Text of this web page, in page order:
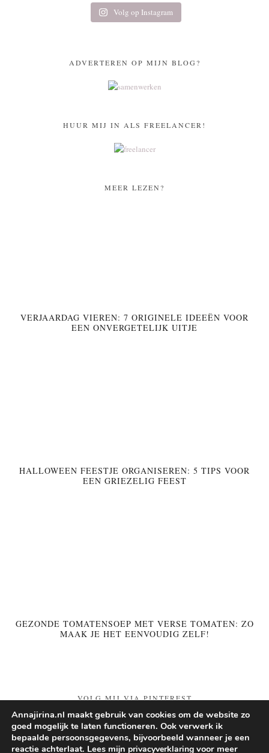
Volg op Instagram
ADVERTEREN OP MIJN BLOG?
HUUR MIJ IN ALS FREELANCER!
MEER LEZEN?
VERJAARDAG VIEREN: 7 ORIGINELE IDEEËN VOOR
EEN ONVERGETELIJK UITJE
HALLOWEEN FEESTJE ORGANISEREN: 5 TIPS VOOR
EEN GRIEZELIG FEEST
GEZONDE TOMATENSOEP MET VERSE TOMATEN: ZO
MAAK JE HET EENVOUDIG ZELF!
VOLG MIJ VIA PINTEREST
Follow on Pinterest
Annajirina.nl maakt gebruik van cookies om de website zo
goed mogelijk te laten functioneren. Ook verwerk ik
bepaalde persoonsgegevens, bijvoorbeeld wanneer je een
reactie achterlaat. Lees mijn privacyverklaring voor meer